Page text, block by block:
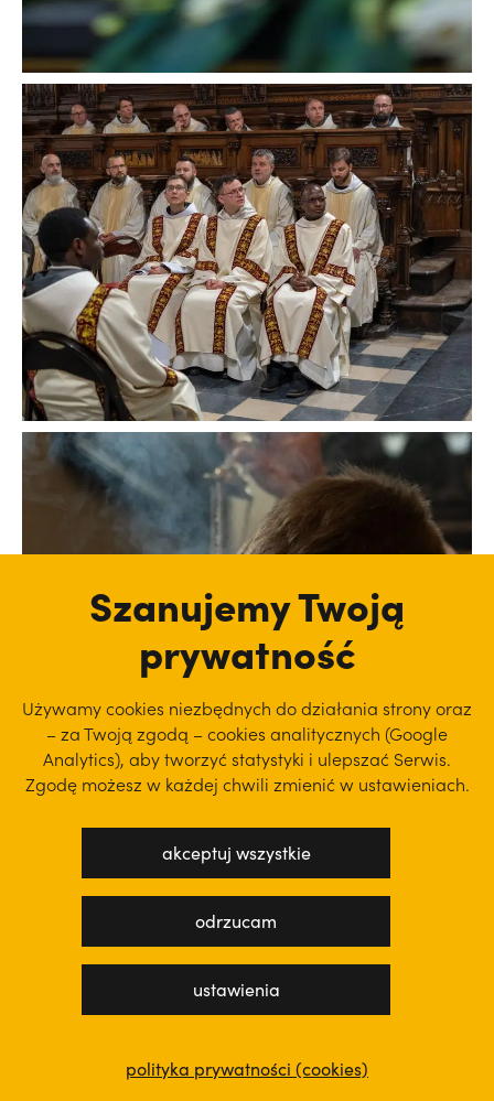
Szanujemy Twoją
prywatność
Używamy cookies niezbędnych do działania strony oraz
– za Twoją zgodą – cookies analitycznych (Google
Analytics), abytworzyć statystyki i ulepszać Serwis.
Zgodę możesz w każdej chwili zmienić w ustawieniach.
akceptuj wszystkie
odrzucam
ustawienia
polityka prywatności (cookies)